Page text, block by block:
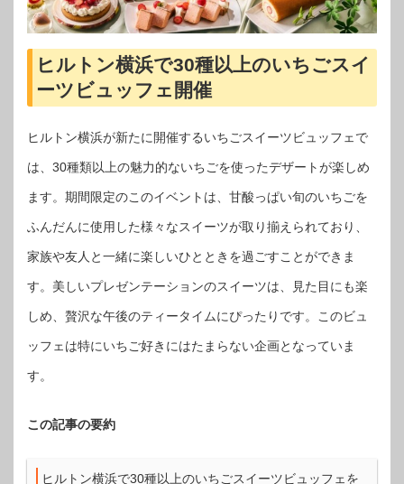
ヒルトン横浜で30種以上のいちごスイ
ーツビュッフェ開催
ヒルトン横浜が新たに開催するいちごスイーツビュッフェで
は、30種類以上の魅力的ないちごを使ったデザートが楽しめ
ます。期間限定のこのイベントは、甘酸っぱい旬のいちごを
ふんだんに使用した様々なスイーツが取り揃えられており、
家族や友人と一緒に楽しいひとときを過ごすことができま
す。美しいプレゼンテーションのスイーツは、見た目にも楽
しめ、贅沢な午後のティータイムにぴったりです。このビュ
ッフェは特にいちご好きにはたまらない企画となっていま
す。
この記事の要約
ヒルトン横浜で30種以上のいちごスイーツビュッフェを